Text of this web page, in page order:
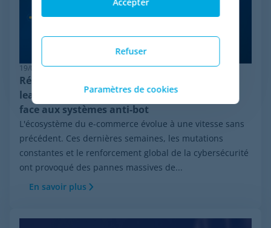
19/06/2026
Résilience en pricing : pourquoi Minderest est
leader dans le monitoring de la concurrence
face aux systèmes anti-bot
L'écosystème du e-commerce évolue à une vitesse sans
précédent. Ces dernières semaines, les mutations
constantes et le renforcement global de la cybersécurité
ont provoqué des pannes massives de...
En savoir plus
Refuser
Paramètres de cookies